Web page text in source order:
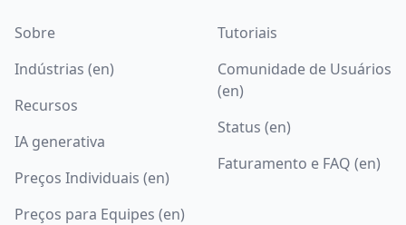
Sobre
Indústrias (en)
Recursos
IA generativa
Preços Individuais (en)
Preços para Equipes (en)
Tutoriais
Comunidade de Usuários
(en)
Status (en)
Faturamento e FAQ (en)